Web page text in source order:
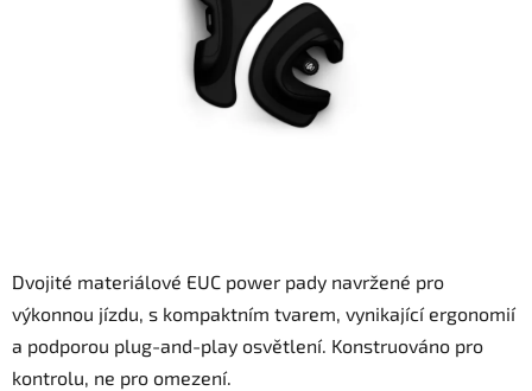
Dvojité materiálové EUC power pady navržené pro
výkonnou jízdu, s kompaktním tvarem, vynikající ergonomií
a podporou plug-and-play osvětlení. Konstruováno pro
kontrolu, ne pro omezení.